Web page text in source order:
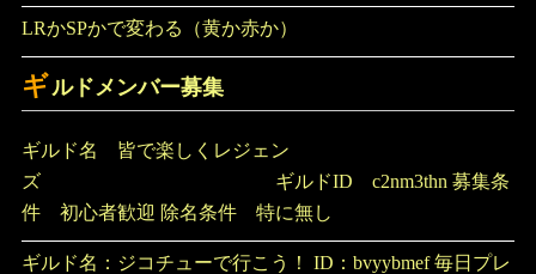
LRかSPかで変わる（黄か赤か）
ギルドメンバー募集
ギルド名 皆で楽しくレジェン
ズ ギルドID c2nm3thn 募集条
件 初心者歓迎 除名条件 特に無し
ギルド名：ジコチューで行こう！ ID：bvyybmef 毎日プレ